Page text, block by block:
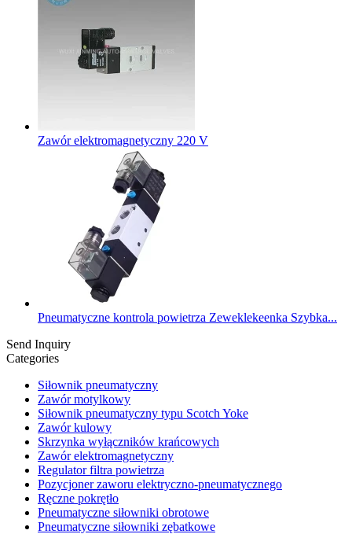
Zawór elektromagnetyczny 220 V
Pneumatyczne kontrola powietrza Zeweklekeenka Szybka...
Send Inquiry
Categories
Siłownik pneumatyczny
Zawór motylkowy
Siłownik pneumatyczny typu Scotch Yoke
Zawór kulowy
Skrzynka wyłączników krańcowych
Zawór elektromagnetyczny
Regulator filtra powietrza
Pozycjoner zaworu elektryczno-pneumatycznego
Ręczne pokrętło
Pneumatyczne siłowniki obrotowe
Pneumatyczne siłowniki zębatkowe